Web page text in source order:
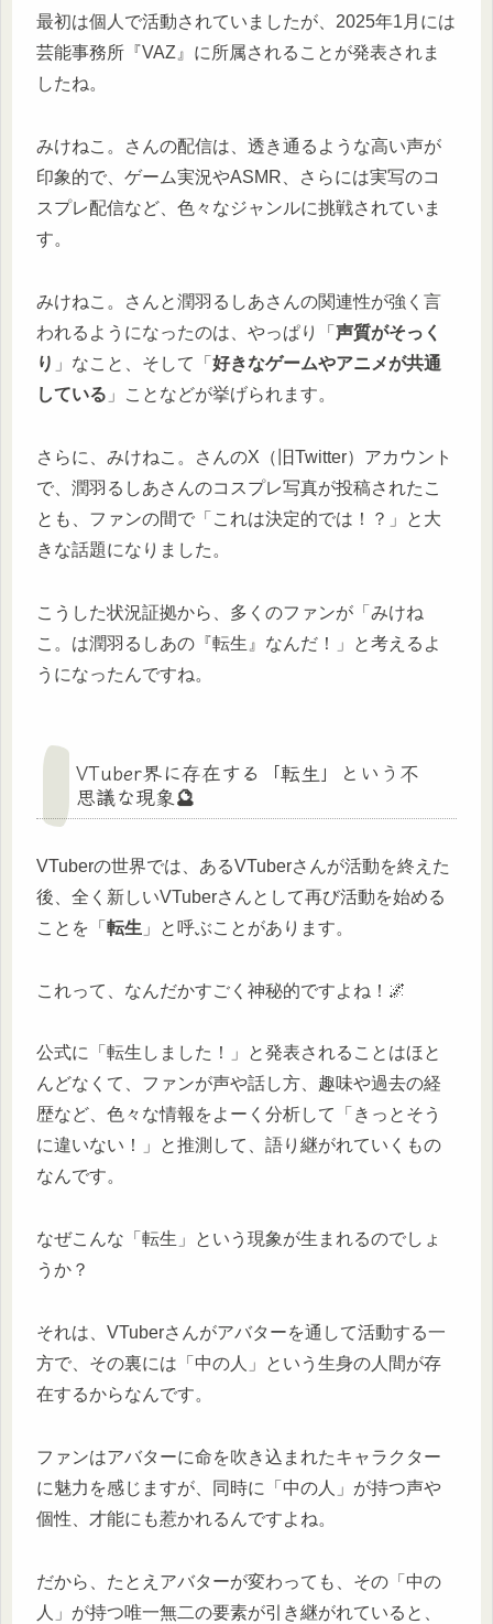
最初は個人で活動されていましたが、2025年1月には
芸能事務所『VAZ』に所属されることが発表されま
したね。
みけねこ。さんの配信は、透き通るような高い声が
印象的で、ゲーム実況やASMR、さらには実写のコ
スプレ配信など、色々なジャンルに挑戦されていま
す。
みけねこ。さんと潤羽るしあさんの関連性が強く言
われるようになったのは、やっぱり「 声質がそっく
り 」なこと、そして「 好きなゲームやアニメが共通
している 」ことなどが挙げられます。
さらに、みけねこ。さんのX（旧Twitter）アカウント
で、潤羽るしあさんのコスプレ写真が投稿されたこ
とも、ファンの間で「これは決定的では！？」と大
きな話題になりました。
こうした状況証拠から、多くのファンが「みけね
こ。は潤羽るしあの『転生』なんだ！」と考えるよ
うになったんですね。
VTuber界に存在する「転生」という不
思議な現象🔮
VTuberの世界では、あるVTuberさんが活動を終えた
後、全く新しいVTuberさんとして再び活動を始める
ことを「 転生 」と呼ぶことがあります。
これって、なんだかすごく神秘的ですよね！🌌
公式に「転生しました！」と発表されることはほと
んどなくて、ファンが声や話し方、趣味や過去の経
歴など、色々な情報をよーく分析して「きっとそう
に違いない！」と推測して、語り継がれていくもの
なんです。
なぜこんな「転生」という現象が生まれるのでしょ
うか？
それは、VTuberさんがアバターを通して活動する一
方で、その裏には「中の人」という生身の人間が存
在するからなんです。
ファンはアバターに命を吹き込まれたキャラクター
に魅力を感じますが、同時に「中の人」が持つ声や
個性、才能にも惹かれるんですよね。
だから、たとえアバターが変わっても、その「中の
人」が持つ唯一無二の要素が引き継がれていると、